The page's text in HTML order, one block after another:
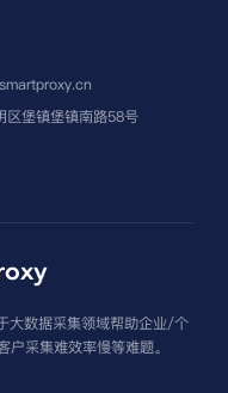
区堡镇堡镇南路58号
大数据采集领域帮助企业/个
采集难效率慢等难题。